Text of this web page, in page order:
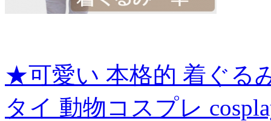
★可愛い 本格的 着ぐる
タイ 動物コスプレ